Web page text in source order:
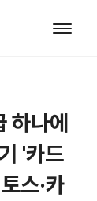
하나에
'카드
스·카